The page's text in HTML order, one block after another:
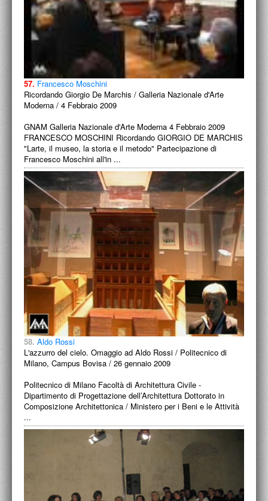
57. Francesco Moschini
Ricordando Giorgio De Marchis / Galleria Nazionale d'Arte
Moderna / 4 Febbraio 2009
GNAM Galleria Nazionale d'Arte Moderna 4 Febbraio 2009
FRANCESCO MOSCHINI Ricordando GIORGIO DE MARCHIS
"Larte, il museo, la storia e il metodo" Partecipazione di
Francesco Moschini all'in ...
58. Aldo Rossi
L'azzurro del cielo. Omaggio ad Aldo Rossi / Politecnico di
Milano, Campus Bovisa / 26 gennaio 2009
Politecnico di Milano Facoltà di Architettura Civile -
Dipartimento di Progettazione dell’Architettura Dottorato in
Composizione Architettonica / Ministero per i Beni e le Attività
...